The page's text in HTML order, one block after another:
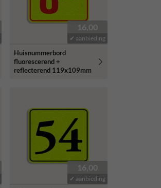
16,00
✔ aanbieding
Huisnummerbord
fluorescerend +
reflecterend 119x109mm
16,00
✔ aanbieding